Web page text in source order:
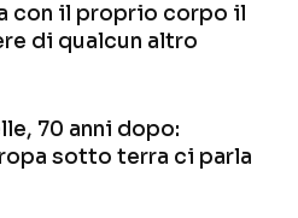
con il proprio corpo il
di qualcun altro
70 anni dopo:
sotto terra ci parla